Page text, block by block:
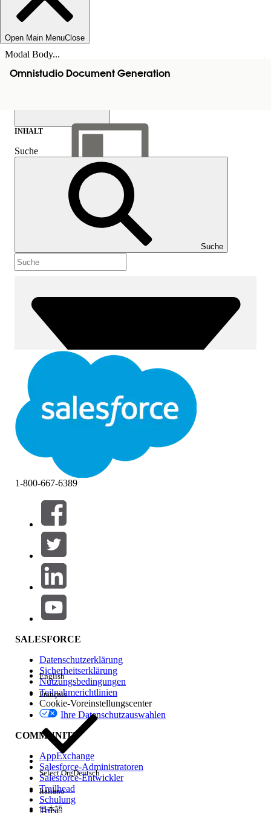
Open Main MenuClose
Modal Body...
Omnistudio Document Generation
Inhalt anzeigen
Inhalt
INHALT
Suche
Suche
Filter (0)
FILTER AUSWÄHLEN
Produktbereich
Auswirkungen auf Funktionen
Edition
Erfahrung
1-800-667-6389
SALESFORCE
Datenschutzerklärung
Sicherheitserklärung
Nutzungsbedingungen
Teilnahmerichtlinien
Cookie-Voreinstellungscenter
Ihre Datenschutzauswahlen
COMMUNITY
AppExchange
Salesforce-Administratoren
Salesforce-Entwickler
Trailhead
Schulung
Trust
English
Français
Select OrgDeutsch
Italiano
日本語